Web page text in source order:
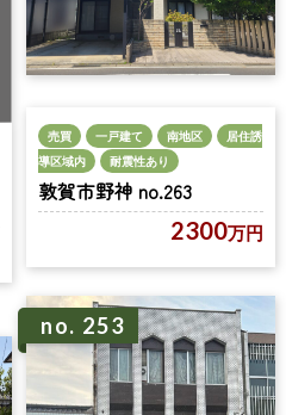
売買 一戸建て 南地区
居住誘
導区域内
耐震性あり
敦賀市野神 no.263
2300万円
no. 253